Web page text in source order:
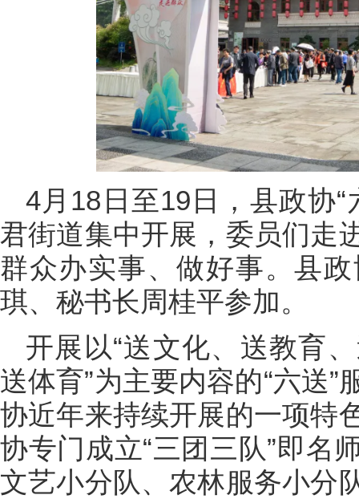
4月18日至19日，县政协
君街道集中开展，委员们走
群众办实事、做好事。县
琪、秘书长周桂平参加。
开展以“送文化、送教育
送体育”为主要内容的“六送
协近年来持续开展的一项特
协专门成立“三团三队”即名
文艺小分队、农林服务小分